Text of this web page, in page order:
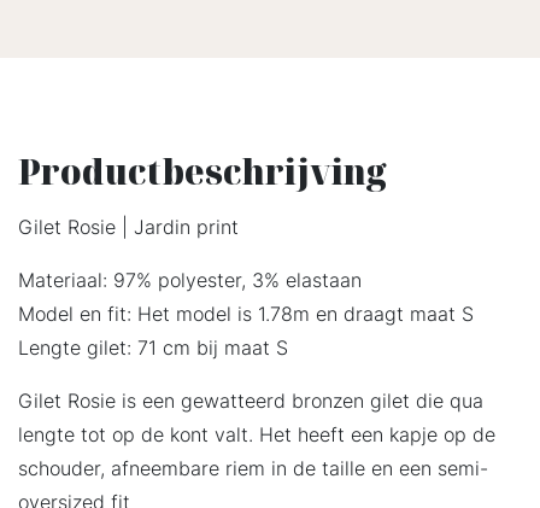
Productbeschrijving
Gilet Rosie | Jardin print
Materiaal: 97% polyester, 3% elastaan
Model en fit: Het model is 1.78m en draagt maat S
Lengte gilet: 71 cm bij maat S
Gilet Rosie is een gewatteerd bronzen gilet die qua
lengte tot op de kont valt. Het heeft een kapje op de
schouder, afneembare riem in de taille en een semi-
oversized fit